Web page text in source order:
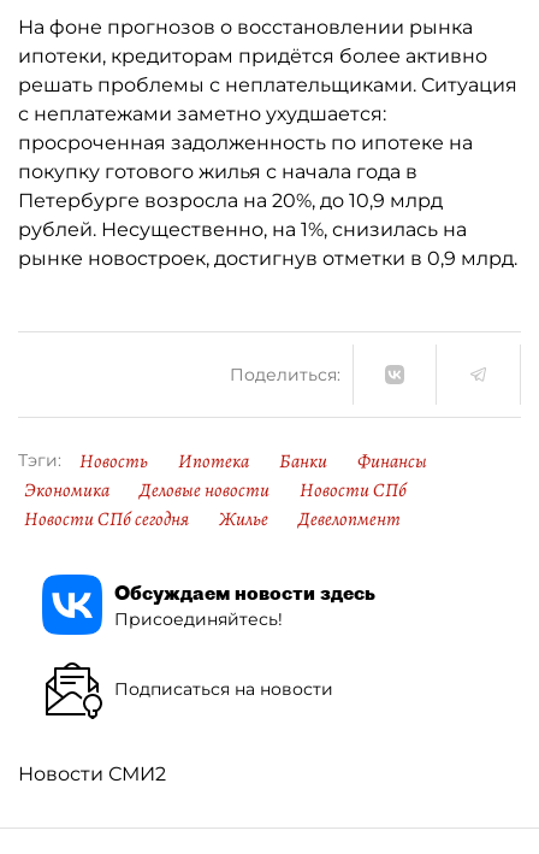
На фоне прогнозов о восстановлении рынка
ипотеки, кредиторам придётся более активно
решать проблемы с неплательщиками. Ситуация
с неплатежами заметно ухудшается:
просроченная задолженность по ипотеке на
покупку готового жилья с начала года в
Петербурге возросла на 20%, до 10,9 млрд
рублей. Несущественно, на 1%, снизилась на
рынке новостроек, достигнув отметки в 0,9 млрд.
Поделиться:
Тэги: Новость Ипотека Банки
Финансы
Экономика
Деловые новости
Новости СПб
Новости СПб сегодня
Жилье Девелопмент
Обсуждаем новости здесь
Присоединяйтесь!
Подписаться на новости
Новости СМИ2